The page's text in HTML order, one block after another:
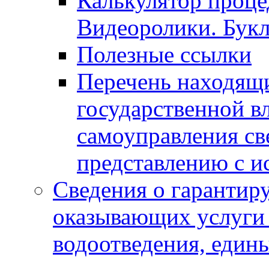
Видеоролики.
Полезные ссылки
Перечень
государственной
самоуправления
представлению с
Сведения о
оказывающих
водоотведения,